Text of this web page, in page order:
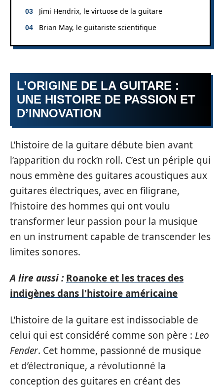
Jimi Hendrix, le virtuose de la guitare
Brian May, le guitariste scientifique
L’ORIGINE DE LA GUITARE :
UNE HISTOIRE DE PASSION ET
D’INNOVATION
L’histoire de la guitare débute bien avant
l’apparition du rock’n roll. C’est un périple qui
nous emmène des guitares acoustiques aux
guitares électriques, avec en filigrane,
l’histoire des hommes qui ont voulu
transformer leur passion pour la musique
en un instrument capable de transcender les
limites sonores.
A lire aussi : Roanoke et les traces des
indigènes dans l'histoire américaine
L’histoire de la guitare est indissociable de
celui qui est considéré comme son père : Leo
Fender. Cet homme, passionné de musique
et d’électronique, a révolutionné la
conception des guitares en créant des